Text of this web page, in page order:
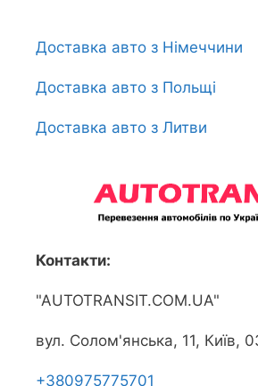
Доставка авто з Німеччини
Доставка авто з Польщі
Доставка авто з Литви
Контакти:
"AUTOTRANSIT.COM.UA"
вул. Солом'янська, 11, Київ,
+380975775701